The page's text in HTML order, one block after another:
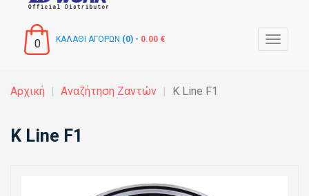
0 ΚΑΛΑΘΙ ΑΓΟΡΩΝ (0) - 0.00 €
Toggle
Αρχική Αναζήτηση Ζαντών K Line F1
K Line F1